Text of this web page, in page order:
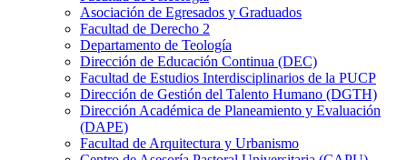
Asociación de Egresados y Graduados
Facultad de Derecho 2
Departamento de Teología
Dirección de Educación Continua (DEC)
Facultad de Estudios Interdisciplinarios de la PUCP
Dirección de Gestión del Talento Humano (DGTH)
Dirección Académica de Planeamiento y Evaluación
(DAPE)
Facultad de Arquitectura y Urbanismo